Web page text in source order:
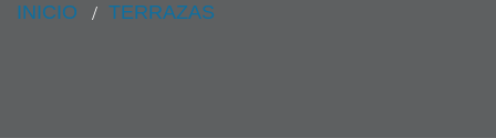
INICIO TERRAZAS